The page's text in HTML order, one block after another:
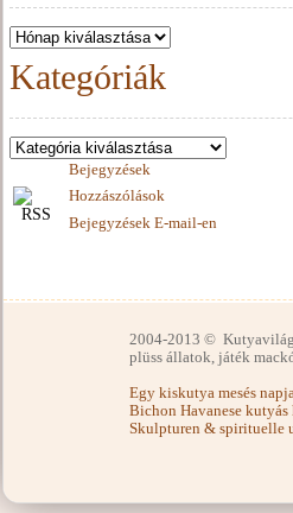
Kategóriák
Bejegyzések
Hozzászólások
Bejegyzések E-mail-en
2004-2013 ©
plüss állatok, játék
Egy kiskutya mesés
Bichon Havanese kutyás
Skulpturen & spirituelle